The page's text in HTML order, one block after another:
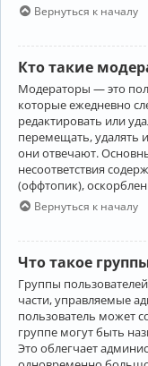
Вернуться к началу
Кто такие
Модераторы — это
которые ежедневно
редактировать или
перемещать, удалять
они отвечают.
несоответствия
(оффтопик),
Вернуться к началу
Что такое
Группы
части, управляемые
пользователь может
группе могут быть
Это облегчает